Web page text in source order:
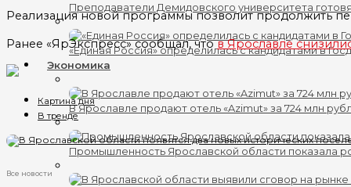
Преподаватели Демидовского университета
«Единая Россия» определилась с кандидатами в
Экономика
В Ярославле продают отель «Azimut» за 724 млн
Промышленность Ярославской области показала
Реализация новой программы позволит продолжить
Ранее «ЯрЭкспресс» сообщал, чтов Ярославле
Картина дня
В тренде
Все новости